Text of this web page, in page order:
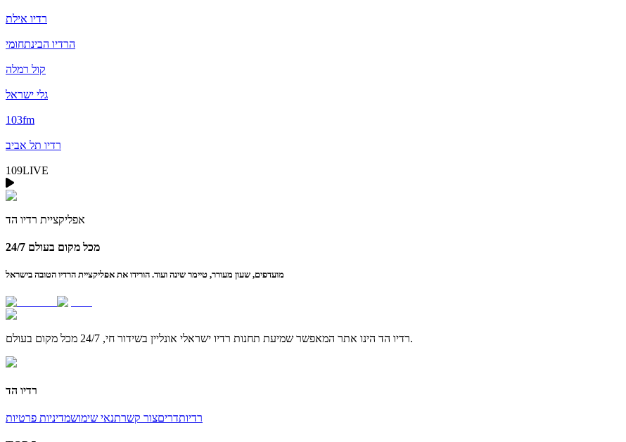
רדיו אילת
הרדיו הבינתחומי
קול רמלה
גלי ישראל
103fm
רדיו תל אביב
109LIVE
אפליקציית רדיו הד
24/7 מכל מקום בעולם
מועדפים, שעון מעורר, טיימר שינה ועוד. הורידו את אפליקציית הרדיו הטובה בישראל
רדיו הדהינו אתר המאפשר שמיעת תחנות רדיו ישראלי אונליין בשידור חי, 24/7 מכל מקום בעולם.
רדיו הד
רדיותדריםצור קשרתנאי שימושמדיניות פרטיות